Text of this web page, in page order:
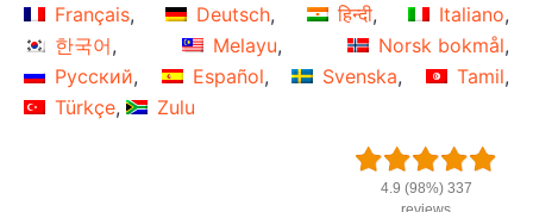
Français
Deutsch हिन्दी
Italiano
한국어
Melayu
Norsk bokmål
Русский
Español Svenska
Tamil
Türkçe
Zulu
4.9 (98%) 337